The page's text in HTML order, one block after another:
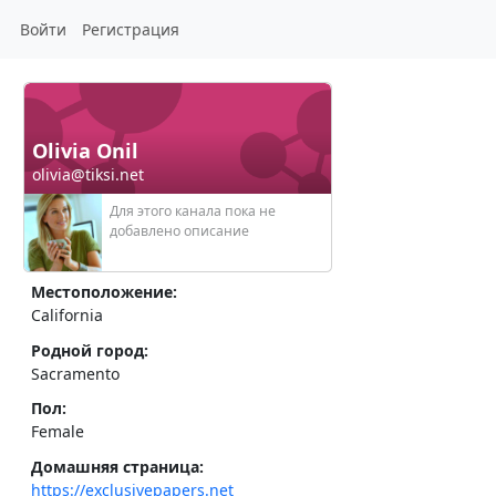
Войти Регистрация
Olivia Onil
olivia@tiksi.net
Для этого канала пока не
добавлено описание
Местоположение:
California
Родной город:
Sacramento
Пол:
Female
Домашняя страница:
https://exclusivepapers.net